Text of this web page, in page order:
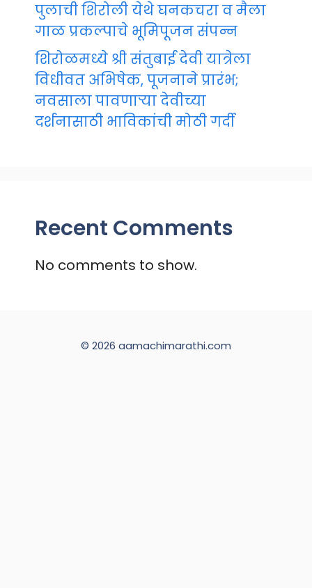
पुलाची शिरोली येथे घनकचरा व मैला
गाळ प्रकल्पाचे भूमिपूजन संपन्न
शिरोळमध्ये श्री संतुबाई देवी यात्रेला
विधीवत अभिषेक, पूजनाने प्रारंभ;
नवसाला पावणाऱ्या देवीच्या
दर्शनासाठी भाविकांची मोठी गर्दी
Recent Comments
No comments to show.
© 2026 aamachimarathi.com